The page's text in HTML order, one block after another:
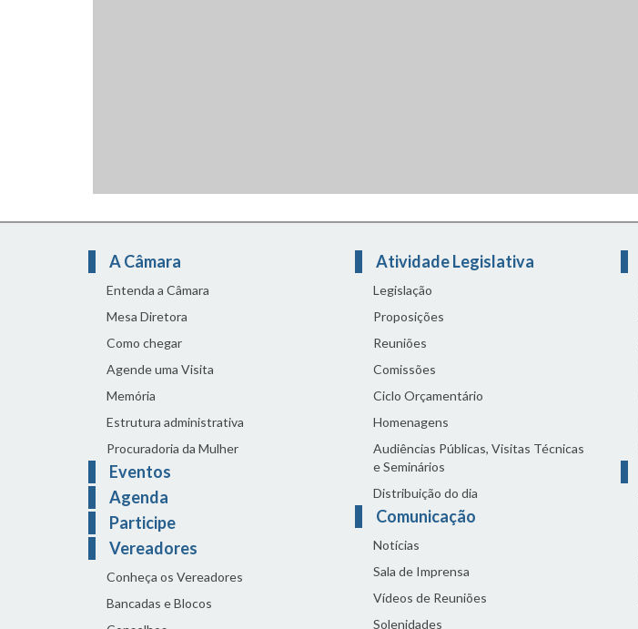
A Câmara
Entenda a Câmara
Mesa Diretora
Como chegar
Agende uma Visita
Memória
Estrutura administrativa
Procuradoria da Mulher
Eventos
Agenda
Participe
Vereadores
Conheça os Vereadores
Bancadas e Blocos
Atividade Legislativa
Legislação
Proposições
Reuniões
Comissões
Ciclo Orçamentário
Homenagens
Audiências Públicas, Visitas Técnicas
e Seminários
Distribuição do dia
Comunicação
Notícias
Sala de Imprensa
Vídeos de Reuniões
Solenidades